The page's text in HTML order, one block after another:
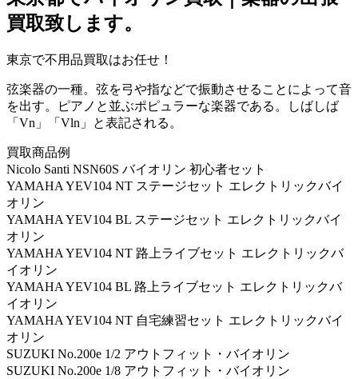
買取致します。
東京で不用品買取はお任せ！
弦楽器の一種。弦を弓や指などで振動させることによって音
を出す。ピアノと並ぶポピュラーな楽器である。しばしば
「Vn」「Vln」と表記される。
買取商品例
Nicolo Santi NSN60S バイオリン 初心者セット
YAMAHA YEV104 NT ステージセット エレクトリックバイ
オリン
YAMAHA YEV104 BL ステージセット エレクトリックバイ
オリン
YAMAHA YEV104 NT 路上ライブセット エレクトリックバ
イオリン
YAMAHA YEV104 BL 路上ライブセット エレクトリックバ
イオリン
YAMAHA YEV104 NT 自宅練習セット エレクトリックバイ
オリン
SUZUKI No.200e 1/2 アウトフィット・バイオリン
SUZUKI No.200e 1/8 アウトフィット・バイオリン